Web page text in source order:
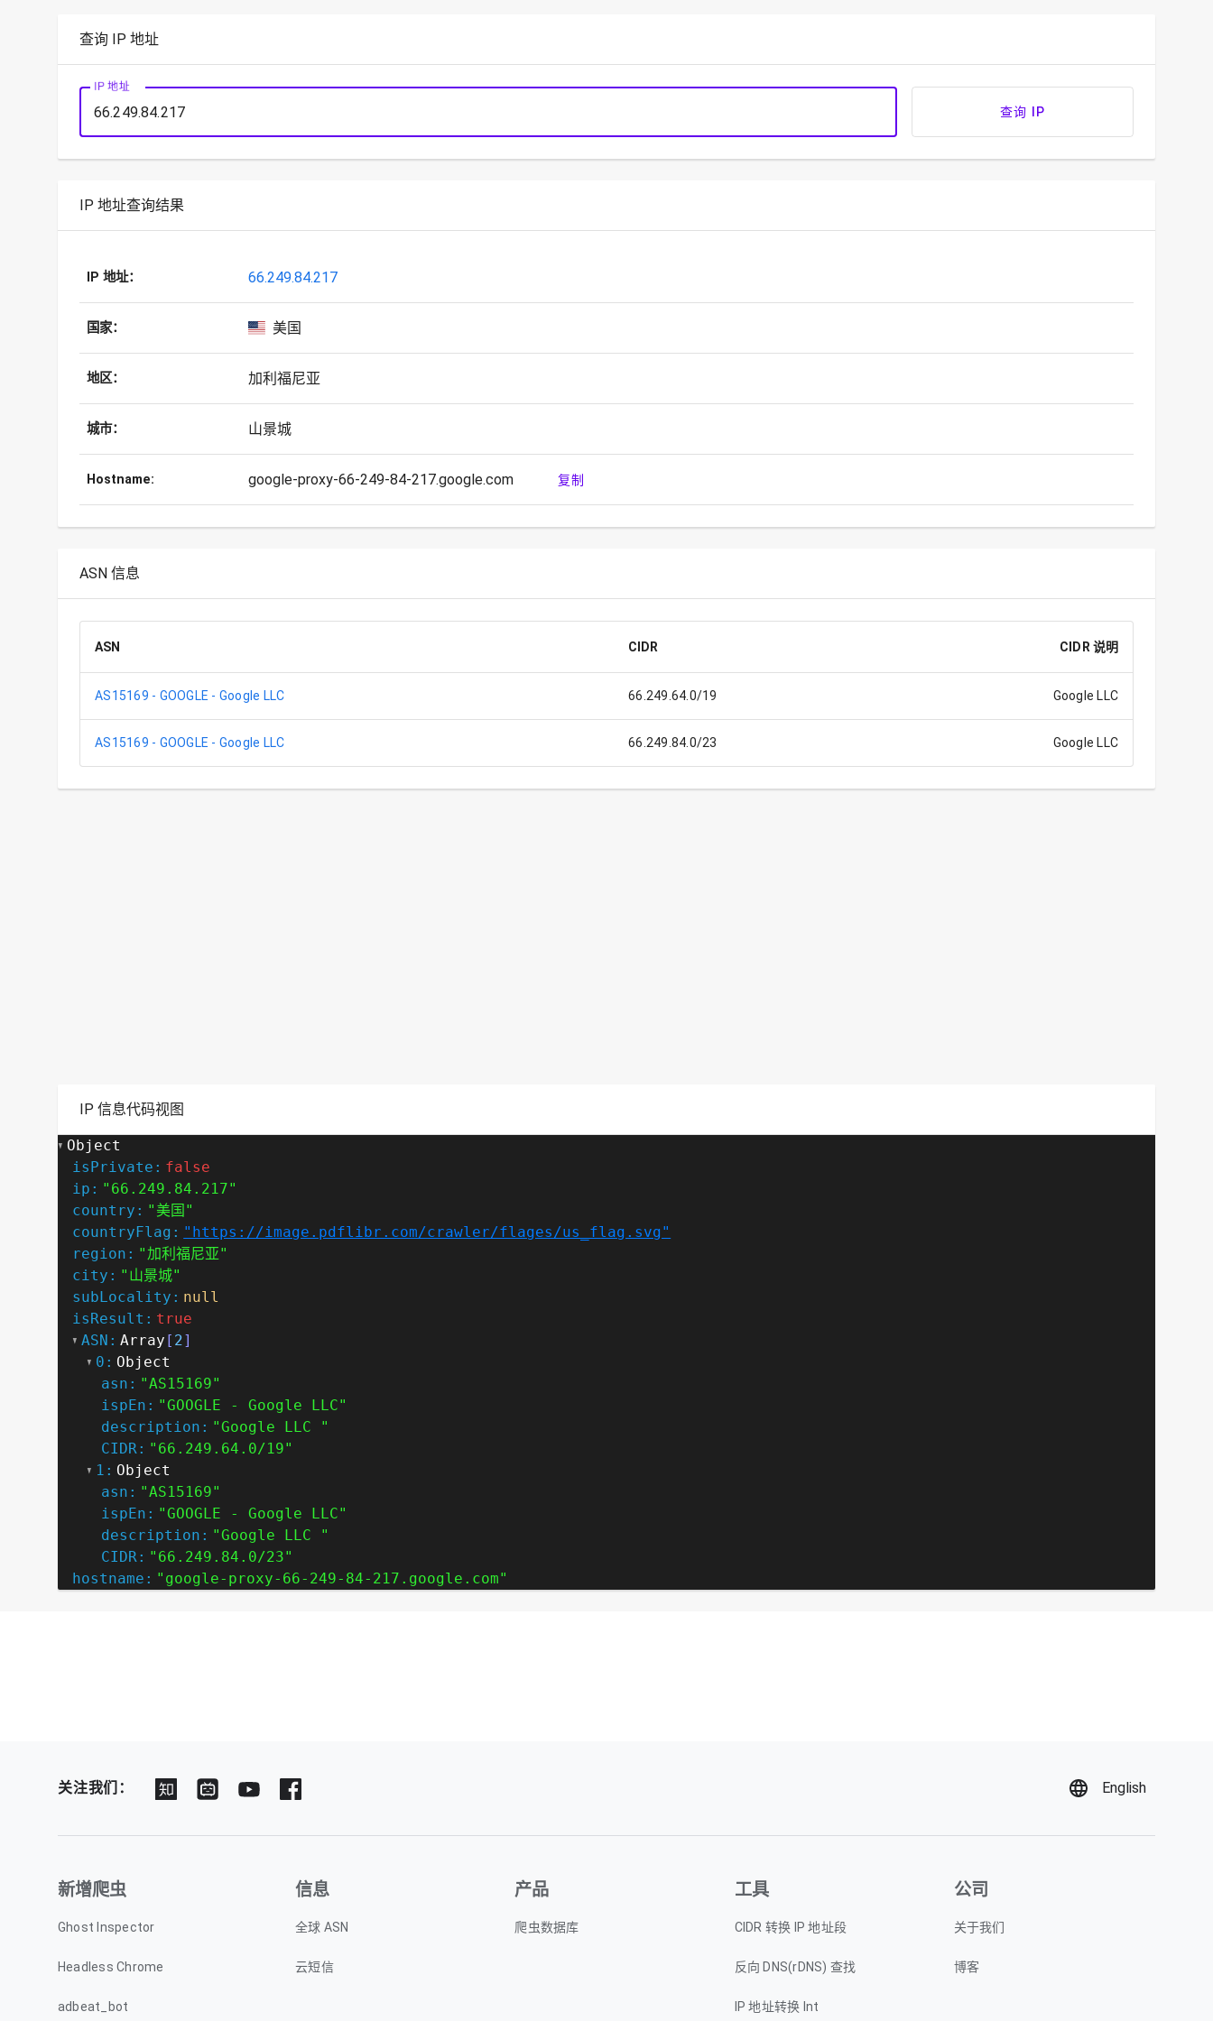
查询 IP 地址
IP 地址
查询 IP
IP 地址查询结果
IP 地址： 66.249.84.217
国家： 美国
地区： 加利福尼亚
城市： 山景城
Hostname: google-proxy-66-249-84-217.google.com 复制
ASN 信息
ASN CIDR CIDR 说明
AS15169 - GOOGLE - Google LLC 66.249.64.0/19 Google LLC
AS15169 - GOOGLE - Google LLC 66.249.84.0/23 Google LLC
IP 信息代码视图
Object
isPrivate: false
ip: "66.249.84.217"
country: "美国"
countryFlag: "https://image.pdflibr.com/crawler/flages/us_flag.svg"
region: "加利福尼亚"
city: "山景城"
subLocality: null
isResult: true
ASN: Array [ 2]
0: Object
asn: "AS15169"
ispEn: "GOOGLE - Google LLC"
description: "Google LLC "
CIDR: "66.249.64.0/19"
1: Object
asn: "AS15169"
ispEn: "GOOGLE - Google LLC"
description: "Google LLC "
CIDR: "66.249.84.0/23"
hostname: "google-proxy-66-249-84-217.google.com"
关注我们： English
新增爬虫
Ghost Inspector
Headless Chrome
adbeat_bot
信息
全球 ASN
云短信
产品
爬虫数据库
工具
CIDR 转换 IP 地址段
反向 DNS(rDNS) 查找
IP 地址转换 Int
公司
关于我们
博客